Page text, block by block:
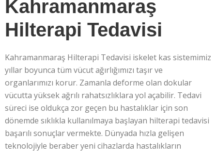
Kahramanmaraş
Hilterapi Tedavisi
Kahramanmaraş Hilterapi Tedavisi iskelet kas sistemimiz
yıllar boyunca tüm vücut ağırlığımızı taşır ve
organlarımızı korur. Zamanla deforme olan dokular
vücutta yüksek ağrılı rahatsızlıklara yol açabilir. Tedavi
süreci ise oldukça zor geçen bu hastalıklar için son
dönemde sıklıkla kullanılmaya başlayan hilterapi tedavisi
başarılı sonuçlar vermekte. Dünyada hızla gelişen
teknolojiyle beraber yeni cihazlarda hastalıkların